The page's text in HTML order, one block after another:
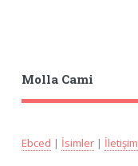
Molla Cami
Ebced | İsimler| İletişim